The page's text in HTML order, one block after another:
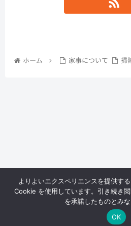
ホーム 家事について 掃
Copyright © 2018 Yachilog
検索
よりよいエクスペリエンスを提供す
Cookie を使用しています。引き続き
を承諾したものとみな
OK